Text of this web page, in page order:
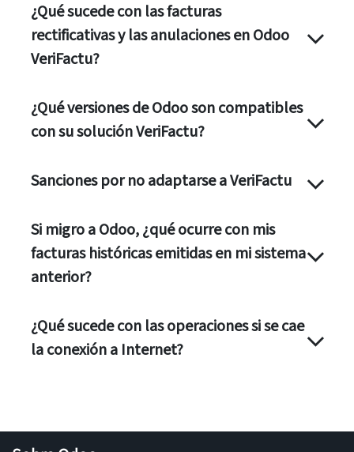
¿Qué sucede con las facturas
rectificativas y las anulaciones en Odoo
VeriFactu?
¿Qué versiones de Odoo son compatibles
con su solución VeriFactu?
Sanciones por no adaptarse a VeriFactu
Si migro a Odoo, ¿qué ocurre con mis
facturas históricas emitidas en mi sistema
anterior?
¿Qué sucede con las operaciones si se cae
la conexión a Internet?